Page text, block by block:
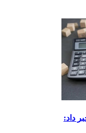
داد: